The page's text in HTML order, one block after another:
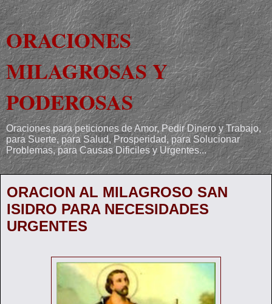
ORACIONES
MILAGROSAS Y
PODEROSAS
Oraciones para peticiones de Amor, Pedir Dinero y Trabajo,
para Suerte, para Salud, Prosperidad, para Solucionar
Problemas, para Causas Dificiles y Urgentes...
ORACION AL MILAGROSO SAN
ISIDRO PARA NECESIDADES
URGENTES